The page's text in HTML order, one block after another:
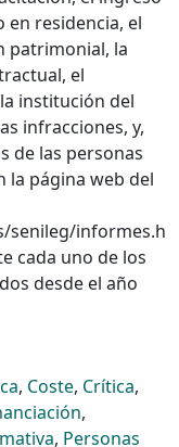
residencia, el
patrimonial, la
el
institución del
infracciones, y,
de las personas
la página web del
senileg/informes.h
cada uno de los
desde el año
, Coste, Crítica,
,
, Personas